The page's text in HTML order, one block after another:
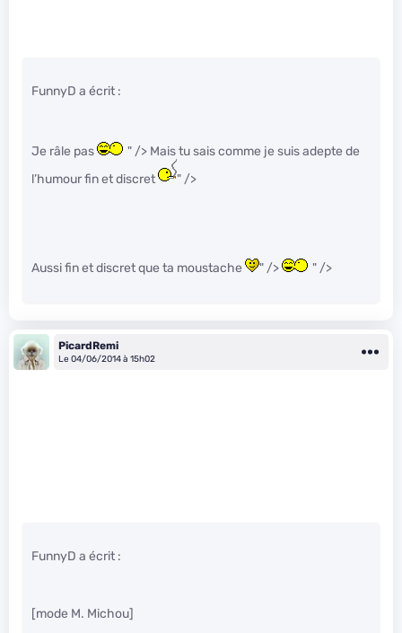
FunnyD a écrit :
Je râle pas
" /> Mais tu sais comme je suis adepte de
l’humour fin et discret
" />
Aussi fin et discret que ta moustache " /> " />
PicardRemi
Le 04/06/2014 à 15h02
FunnyD a écrit :
[mode M. Michou]